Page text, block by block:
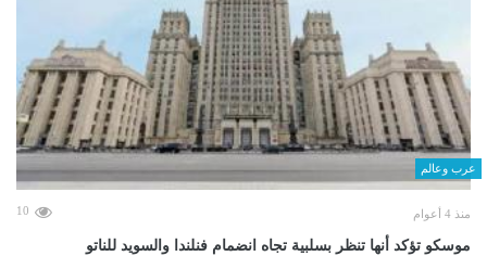
عرب وعالم
منذ 4 أعوام 10
موسكو تؤكد أنها تنظر بسلبية تجاه انضمام فنلندا والسويد للناتو